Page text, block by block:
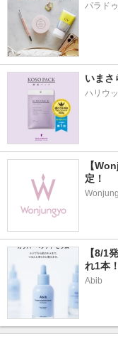
パラドゥ
いまさ
ハリウ
【
定！
【8/1
れ1本
Abib